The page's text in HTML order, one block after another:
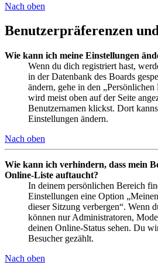
Nach oben
Benutzerpräferenzen
Wie kann ich meine Einstellungen
Wenn du dich registriert hast,
in der Datenbank des Boards
ändern, gehe in den
wird meist oben auf der Seite
Benutzernamen klickst. Dort
Einstellungen ändern.
Nach oben
Wie kann ich verhindern, dass mein
Online-Liste auftaucht?
In deinem persönlichen Bereich
Einstellungen eine Option
dieser Sitzung verbergen“. Wenn
können nur Administratoren,
deinen Online-Status sehen. Du
Besucher gezählt.
Nach oben